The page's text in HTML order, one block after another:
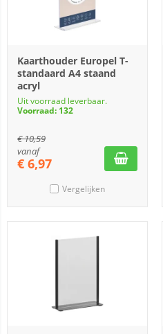
Kaarthouder Europel T-
standaard A4 staand
acryl
Uit voorraad leverbaar.
Voorraad: 132
€10,59
vanaf
€ 6,97
Vergelijken